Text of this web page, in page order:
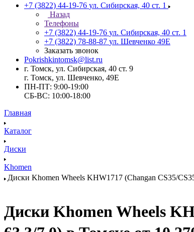
+7 (3822) 44-19-76 ул. Сибирская, 40 ст. 1
Назад
Телефоны
+7 (3822) 44-19-76 ул. Сибирская, 40 ст. 1
+7 (3822) 78-88-87 ул. Шевченко 49Е
Заказать звонок
Pokrishkintomsk@list.ru
г. Томск, ул. Сибирская, 40 ст. 9
г. Томск, ул. Шевченко, 49Е
ПН-ПТ: 9:00-19:00
СБ-ВС: 10:00-18:00
Главная
Каталог
Диски
Khomen
Диски Khomen Wheels KHW1717 (Changan CS35/
Диски Khomen Wheels